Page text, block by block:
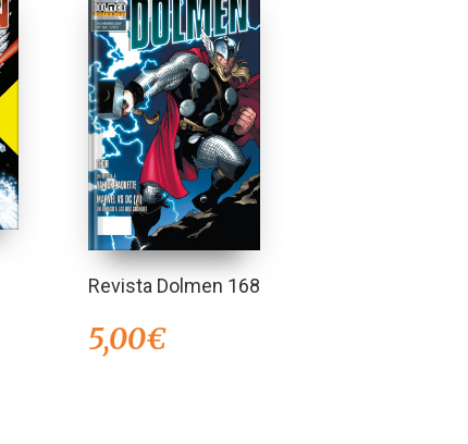
Revista Dolmen 168
5,00€